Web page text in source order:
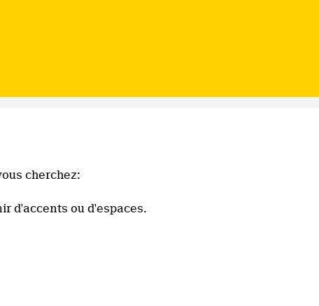
cherchez:
d'accents ou d'espaces.